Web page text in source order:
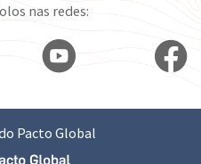
nas redes:
Pacto Global